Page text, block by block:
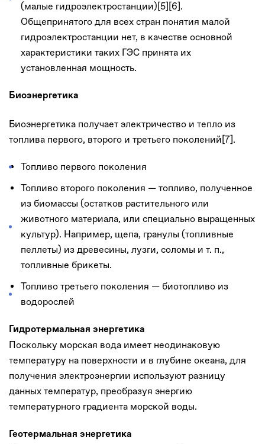
(малые гидроэлектростанции)[5][6].
Общепринятого для всех стран понятия малой
гидроэлектростанции нет, в качестве основной
характеристики таких ГЭС принята их
установленная мощность.
Биоэнергетика
Биоэнергетика получает электричество и тепло из
топлива первого, второго и третьего поколений[7].
Топливо первого поколения
Топливо второго поколения — топливо, полученное
из биомассы (остатков растительного или
животного материала, или специально выращенных
культур). Например, щепа, гранулы (топливные
пеллеты) из древесины, лузги, соломы и т. п.,
топливные брикеты.
Топливо третьего поколения — биотопливо из
водорослей
Гидротермальная энергетика
Поскольку морская вода имеет неодинаковую
температуру на поверхности и в глубине океана, для
получения электроэнергии используют разницу
данных температур, преобразуя энергию
температурного градиента морской воды.
Геотермальная энергетика